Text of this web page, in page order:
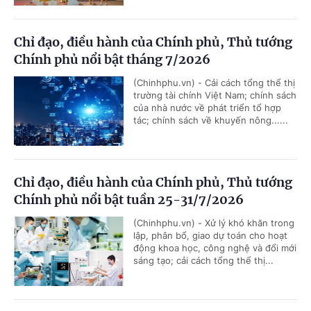
Chỉ đạo, điều hành của Chính phủ, Thủ tướng
Chính phủ nổi bật tháng 7/2026
(Chinhphu.vn) - Cải cách tổng thể thị
trường tài chính Việt Nam; chính sách
của nhà nước về phát triển tổ hợp
tác; chính sách về khuyến nông......
Chỉ đạo, điều hành của Chính phủ, Thủ tướng
Chính phủ nổi bật tuần 25-31/7/2026
(Chinhphu.vn) - Xử lý khó khăn trong
lập, phân bổ, giao dự toán cho hoạt
động khoa học, công nghệ và đổi mới
sáng tạo; cải cách tổng thể thị...